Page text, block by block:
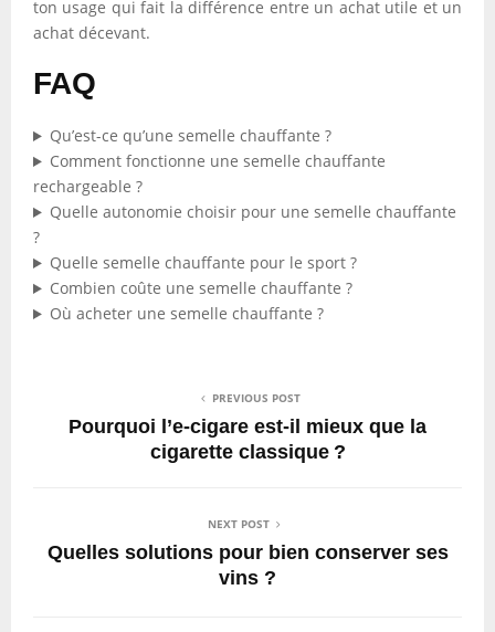
ton usage qui fait la différence entre un achat utile et un
achat décevant.
FAQ
Qu’est-ce qu’une semelle chauffante ?
Comment fonctionne une semelle chauffante
rechargeable ?
Quelle autonomie choisir pour une semelle chauffante
?
Quelle semelle chauffante pour le sport ?
Combien coûte une semelle chauffante ?
Où acheter une semelle chauffante ?
PREVIOUS POST
Pourquoi l’e-cigare est-il mieux que la
cigarette classique ?
NEXT POST
Quelles solutions pour bien conserver ses
vins ?